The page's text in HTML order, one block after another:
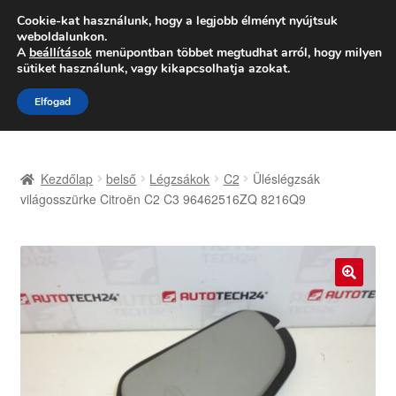
SZÁLLÍTÁS 2618 Ft-tól
Hétfő-Péntek 9:00–16:0006 80 088 054
Ugrás
a
navigációhoz
Kilépés
a
tartalomba
Adatvédelmi irányelvek
Kapcsolatba lépni
Kifizetések
Kezdőlap belső Légzsákok C2
Üléslégzsák
világosszürke Citroën C2 C3 96462516ZQ 8216Q9
🔍
Cookie-kat használunk, hogy a legjobb élményt nyújtsuk
weboldalunkon.
A beállítások menüpontban többet megtudhat arról, hogy milyen
sütiket használunk, vagy kikapcsolhatja azokat.
Elfogad